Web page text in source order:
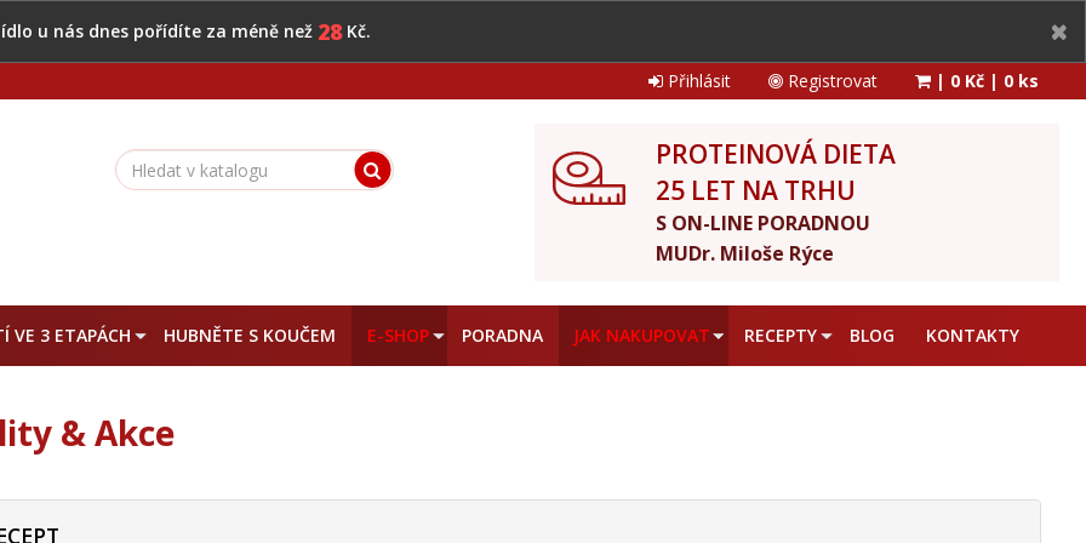
u nás dnes pořídíte za méně než 28Kč.
Přihlásit Registrovat | 0 Kč | 0 ks
PROTEINOVÁ DIETA
25 LET NA TRHU
S ON-LINE PORADNOU
MUDr. Miloše Rýce
VE 3 ETAPÁCH HUBNĚTE S KOUČEM E-SHOP PORADNA JAK NAKUPOVAT RECEPTY BLOG KONTAKTY
& Akce